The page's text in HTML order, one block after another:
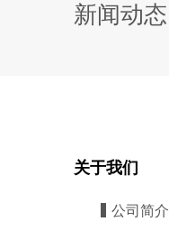
新闻动态
关于我们
公司简介